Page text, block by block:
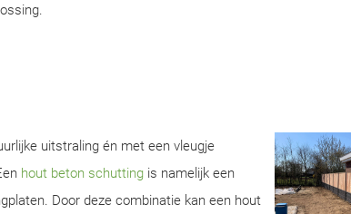
uitstraling én met een vleugje
hout beton schutting is namelijk een
Door deze combinatie kan een hout